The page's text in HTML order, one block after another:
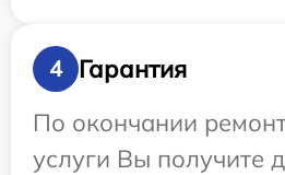
4
Гарантия
По окончании
услуги Вы получите